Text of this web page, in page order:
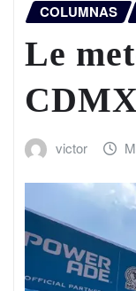
COLUMNAS
Le
victor